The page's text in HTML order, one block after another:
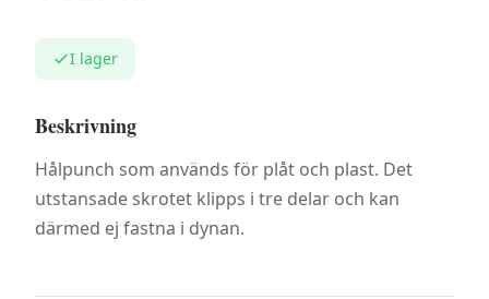
I lager
Beskrivning
Hålpunch som används för plåt och plast. Det
utstansade skrotet klipps i tre delar och kan
därmed ej fastna i dynan.